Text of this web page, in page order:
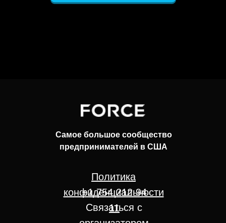
Самое большое сообщество
предпринимателей в США
Политика
конфиденциальности
+1 754 212 94
11
Связаться с